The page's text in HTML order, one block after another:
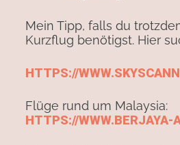
Mein Tipp, falls du
Kurzflug benötigst. Hier
HTTPS://
Flüge rund um Malaysia:
HTTPS://WWW.BERJAYA-